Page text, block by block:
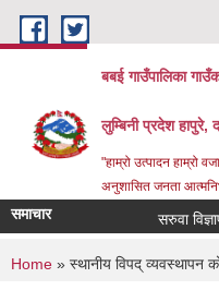
Skip to main content
बबई गाउँपालिका
लुम्बिनी प्रदेश हापुरे,
"हाम्रो उत्पादन हाम्रो
अनुशासित जनता
समाचार सरुवा
You are here
Home » स्थानीय विपद् व्यवस्थापन